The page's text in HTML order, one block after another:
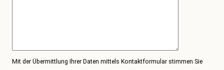
Mit der Übermittlung Ihrer Daten mittels Kontaktformular stimmen Sie